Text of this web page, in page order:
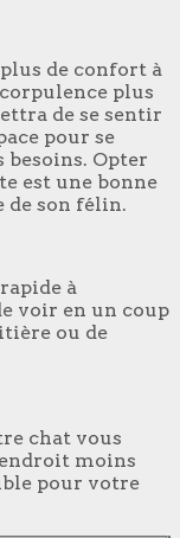
de confort à
plus
de se sentir
pour se
Opter
est une bonne
de son félin.
à
voir en un coup
ou de
chat vous
endroit moins
pour votre